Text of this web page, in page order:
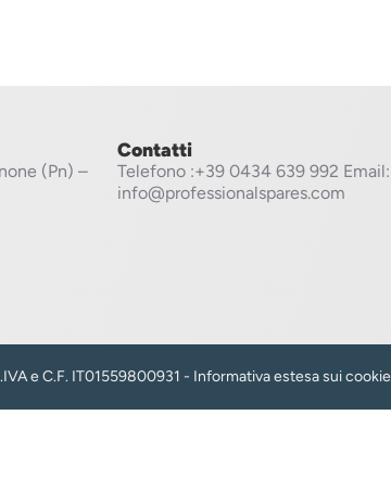
(Pn) –
Contatti
Telefono :+39 0434 639 992 Email:
info@professionalspares.com
e C.F. IT01559800931 - Informativa estesa sui cookie